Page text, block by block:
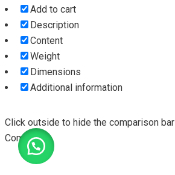
Add to cart
Description
Content
Weight
Dimensions
Additional information
Click outside to hide the comparison bar
Compare